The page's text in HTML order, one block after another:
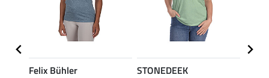
Felix Bühler
STONEDEEK